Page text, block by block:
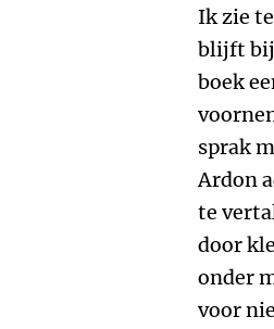
Ik zie
blijft bij
boek
sprak
Ardon
te
door
onder
voor